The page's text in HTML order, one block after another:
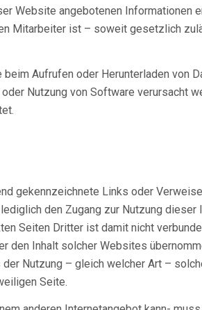
Website angebotenen Informationen
Mitarbeiter ist – soweit gesetzlich
Aufrufen oder Herunterladen von
Nutzung von Software verursacht
gekennzeichnete Links oder
den Zugang zur Nutzung dieser
Seiten Dritter ist damit nicht
den Inhalt solcher Websites
Nutzung – gleich welcher Art –
Seite.